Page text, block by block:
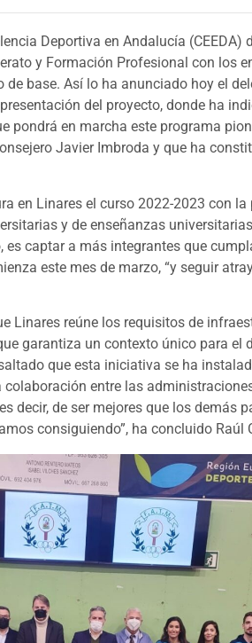
Deportiva en Andalucía
y Formación Profesional con los
base. Así lo ha anunciado hoy el
del proyecto, donde ha
pondrá en marcha este programa
Javier Imbroda y que ha
en Linares el curso 2022-2023 con
y de enseñanzas
captar a más integrantes que
este mes de marzo, “y seguir
Linares reúne los requisitos de
garantiza un contexto único para el
que esta iniciativa se ha
entre las
decir, de ser mejores que los demás
consiguiendo”, ha concluido Raúl